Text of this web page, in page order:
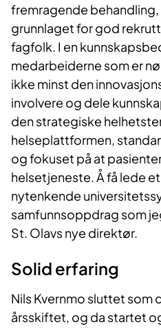
fremragende
grunnlaget for god
fagfolk. I en
medarbeiderne som er
ikke minst den
involvere og dele
den strategiske
helseplattformen,
og fokuset på at
helsetjeneste. Å få lede
nytenkende
samfunnsoppdrag som
St. Olavs nye direktør.
Solid erfaring
Nils Kvernmo sluttet som
årsskiftet, og da startet